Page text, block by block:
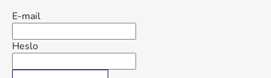
E-mail
Heslo